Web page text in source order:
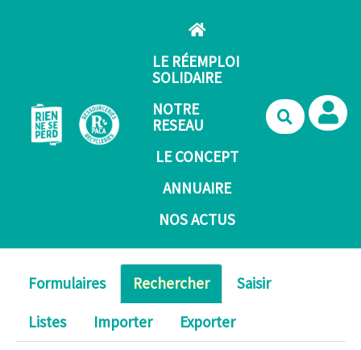
LE RÉEMPLOI
SOLIDAIRE
NOTRE
RESEAU
LE CONCEPT
ANNUAIRE
NOS ACTUS
Formulaires Rechercher
Saisir
Listes
Importer Exporter